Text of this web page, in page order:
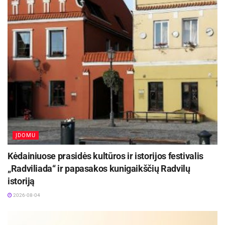
13 - +
Milena Puchova
ĮDOMU
Kėdainiuose prasidės kultūros ir istorijos festivalis
„Radviliada“ ir papasakos kunigaikščių Radvilų
istoriją
2026-08-04